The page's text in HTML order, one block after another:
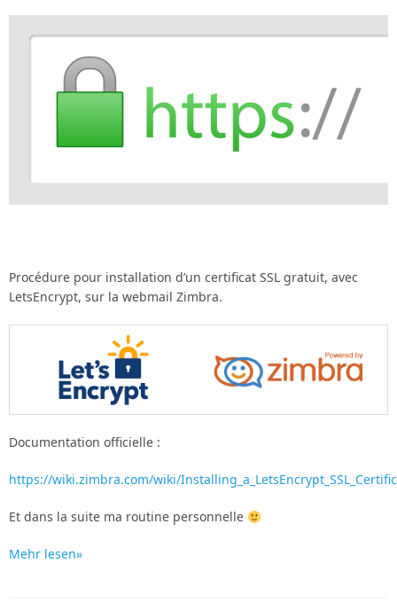
Procédure pour installation d’un certificat SSL gratuit, avec
LetsEncrypt, sur la webmail Zimbra.
Documentation officielle :
https://wiki.zimbra.com/wiki/
Et dans la suite ma routine personnelle
Mehr lesen»